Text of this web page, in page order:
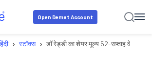
Open Demat Account
› स्टॉक्स › डॉ रेड्डी का शेयर मूल्य 52-सप्ताह के उच्चतम